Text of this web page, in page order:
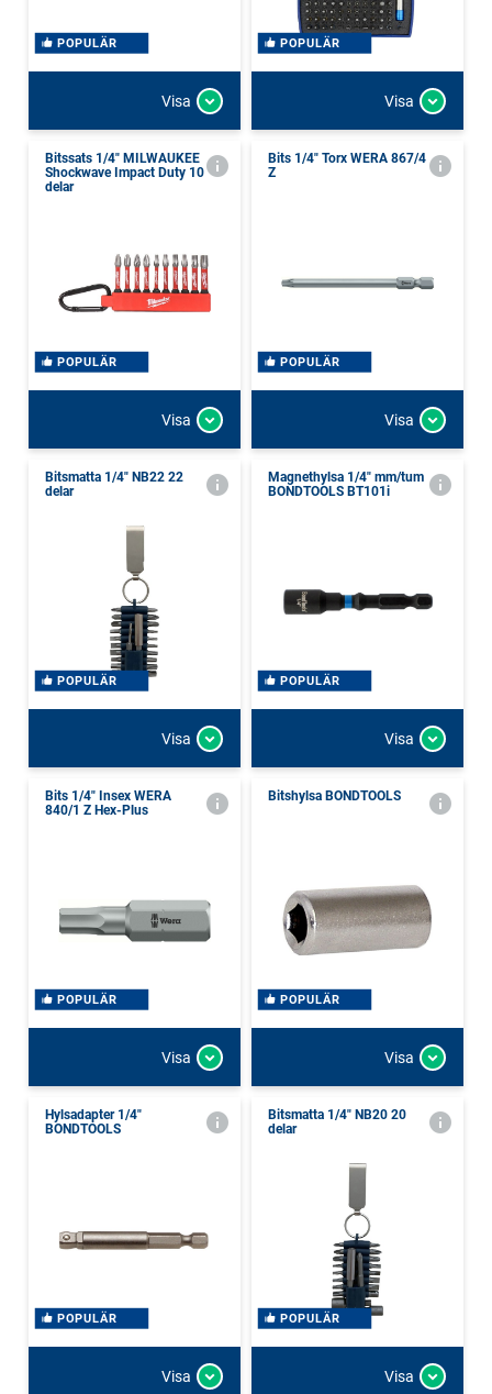
POPULÄR
Visa
POPULÄR
Visa
Bitssats 1/4" MILWAUKEE
Shockwave Impact Duty 10
delar
POPULÄR
Visa
Bits 1/4" Torx WERA 867/4
Z
POPULÄR
Visa
Bitsmatta 1/4" NB22 22
delar
POPULÄR
Visa
Magnethylsa 1/4" mm/tum
BONDTOOLS BT101i
POPULÄR
Visa
Bits 1/4" Insex WERA
840/1 Z Hex-Plus
POPULÄR
Visa
Bitshylsa BONDTOOLS
POPULÄR
Visa
Hylsadapter 1/4"
BONDTOOLS
POPULÄR
Visa
Bitsmatta 1/4" NB20 20
delar
POPULÄR
Visa